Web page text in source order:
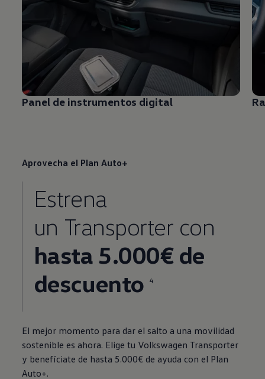
Panel de instrumentos digital
Aprovecha el Plan Auto+
Estrena
un Transportercon
hasta 5.000€ de
descuento
4
El mejor momento para dar el salto a una movilidad
sostenible es ahora. Elige tu Volkswagen Transporter
y benefíciate de hasta 5.000€ de ayuda con el Plan
Auto+.